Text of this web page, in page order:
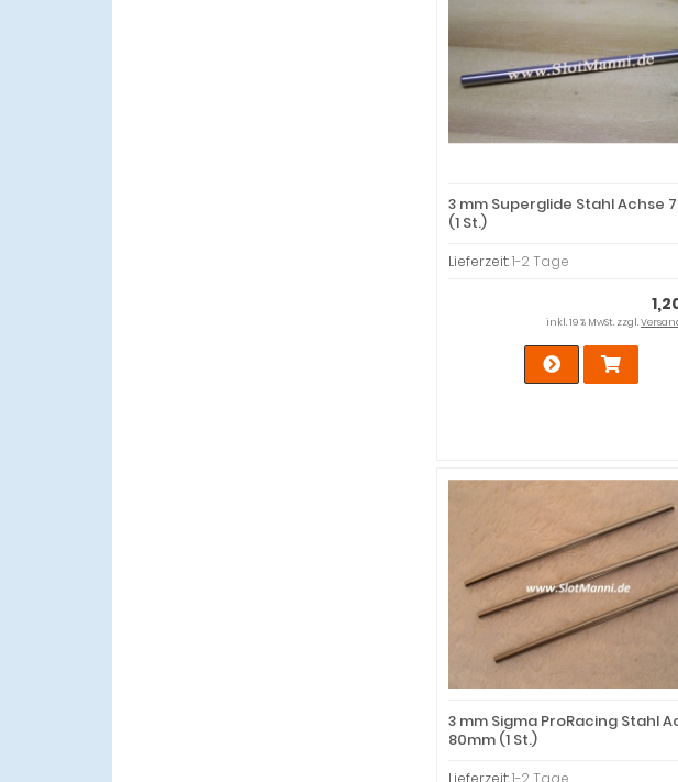
3 mm Superglide Stahl Achse
(1 St.)
Lieferzeit:1-2 Tage
inkl. 19 % MwSt. zzgl.
3 mm Sigma ProRacing Stahl
80mm (1 St.)
Lieferzeit:1-2 Tage